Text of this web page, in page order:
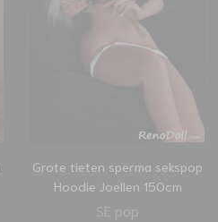
Grote tieten sperma sekspop
Hoodie Joellen 150cm
SE pop